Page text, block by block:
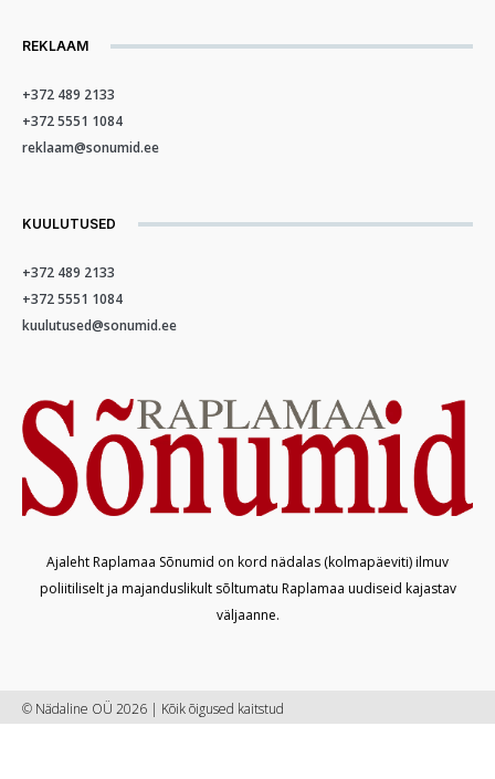
REKLAAM
+372 489 2133
+372 5551 1084
reklaam@sonumid.ee
KUULUTUSED
+372 489 2133
+372 5551 1084
kuulutused@sonumid.ee
Ajaleht Raplamaa Sõnumid on kord nädalas (kolmapäeviti) ilmuv
poliitiliselt ja majanduslikult sõltumatu Raplamaa uudiseid kajastav
väljaanne.
© Nädaline OÜ 2026 | Kõik õigused kaitstud